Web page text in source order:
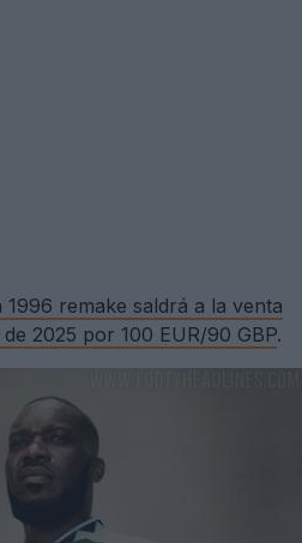
1996 remake saldrá a la venta
2025 por 100 EUR/90 GBP.